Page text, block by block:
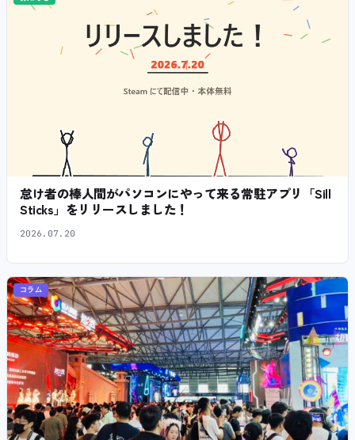
怠け者の棒人間がパソコンにやって来る常駐アプリ「Sill
Sticks」をリリースしました！
2026.07.20
コラム